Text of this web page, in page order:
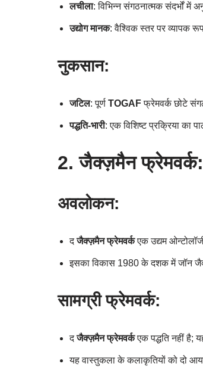
लचीला: विभिन्न संगठनात्मक संदर्भों में
उद्योग मानक: वैश्विक स्तर पर व्यापक
नुकसान:
जटिल: पूर्ण TOGAFफ्रेमवर्क छोटे
पद्धति-भारी: एक विशिष्ट प्रक्रिया का
2. जैक्ज़मैन फ्रेमवर्क:
अवलोकन:
दजैक्ज़मैन फ्रेमवर्कएक उद्यम
इसका विकास 1980 के दशक में जॉन
सामग्री फ्रेमवर्क:
दजैक्ज़मैन फ्रेमवर्कएक पद्धति नहीं है;
यह वास्तुकला के कलाकृतियों को दो